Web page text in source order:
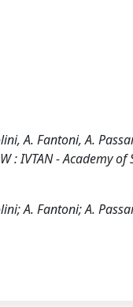
A. Fantoni, A.
: IVTAN - Academy of
A. Fantoni; A.